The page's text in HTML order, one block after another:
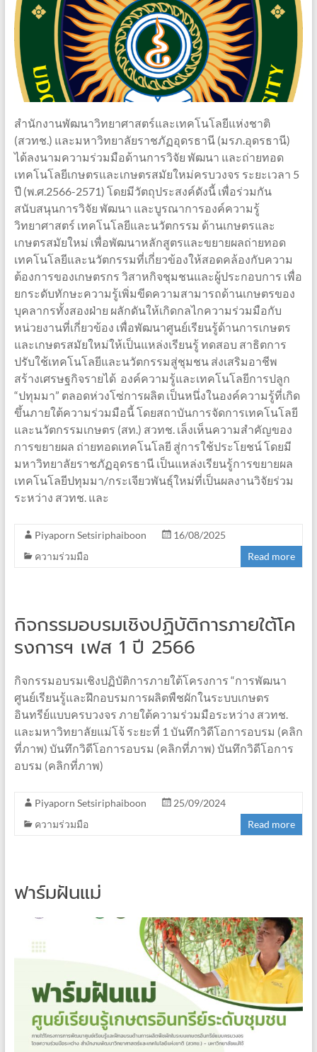
สำนักงานพัฒนาวิทยาศาสตร์และเทคโนโลยีแห่งชาติ
(สวทช.) และมหาวิทยาลัยราชภัฏอุดรธานี (มรภ.อุดรธานี)
ได้ลงนามความร่วมมือด้านการวิจัย พัฒนา และถ่ายทอด
เทคโนโลยีเกษตรและเกษตรสมัยใหม่ครบวงจร ระยะเวลา 5
ปี (พ.ศ.2566-2571) โดยมีวัตถุประสงค์ดังนี้ เพื่อร่วมกัน
สนับสนุนการวิจัย พัฒนา และบูรณาการองค์ความรู้
วิทยาศาสตร์ เทคโนโลยีและนวัตกรรม ด้านเกษตรและ
เกษตรสมัยใหม่ เพื่อพัฒนาหลักสูตรและขยายผลถ่ายทอด
เทคโนโลยีและนวัตกรรมที่เกี่ยวข้องให้สอดคล้องกับความ
ต้องการของเกษตรกร วิสาหกิจชุมชนและผู้ประกอบการ เพื่อ
ยกระดับทักษะความรู้เพิ่มขีดความสามารถด้านเกษตรของ
บุคลากรทั้งสองฝ่าย ผลักดันให้เกิดกลไกความร่วมมือกับ
หน่วยงานที่เกี่ยวข้อง เพื่อพัฒนาศูนย์เรียนรู้ด้านการเกษตร
และเกษตรสมัยใหม่ให้เป็นแหล่งเรียนรู้ ทดสอบ สาธิตการ
ปรับใช้เทคโนโลยีและนวัตกรรมสู่ชุมชน ส่งเสริมอาชีพ
สร้างเศรษฐกิจรายได้ องค์ความรู้และเทคโนโลยีการปลูก
“ปทุมมา” ตลอดห่วงโซ่การผลิต เป็นหนึ่งในองค์ความรู้ที่เกิด
ขึ้นภายใต้ความร่วมมือนี้ โดยสถาบันการจัดการเทคโนโลยี
และนวัตกรรมเกษตร (สท.) สวทช. เล็งเห็นความสำคัญของ
การขยายผล ถ่ายทอดเทคโนโลยี สู่การใช้ประโยชน์ โดยมี
มหาวิทยาลัยราชภัฏอุดรธานี เป็นแหล่งเรียนรู้การขยายผล
เทคโนโลยีปทุมมา/กระเจียวพันธุ์ใหม่ที่เป็นผลงานวิจัยร่วม
ระหว่าง สวทช. และ
Piyaporn Setsiriphaiboon
16/08/2025
ความร่วมมือ
Read more
กิจกรรมอบรมเชิงปฏิบัติการภายใต้โค
รงการฯ เฟส 1 ปี 2566
กิจกรรมอบรมเชิงปฏิบัติการภายใต้โครงการ “การพัฒนา
ศูนย์เรียนรู้และฝึกอบรมการผลิตพืชผักในระบบเกษตร
อินทรีย์แบบครบวงจร ภายใต้ความร่วมมือระหว่าง สวทช.
และมหาวิทยาลัยแม่โจ้ ระยะที่ 1 บันทึกวิดีโอการอบรม (คลิก
ที่ภาพ) บันทึกวิดีโอการอบรม (คลิกที่ภาพ) บันทึกวิดีโอการ
อบรม (คลิกที่ภาพ)
Piyaporn Setsiriphaiboon
25/09/2024
ความร่วมมือ
Read more
ฟาร์มฝันแม่